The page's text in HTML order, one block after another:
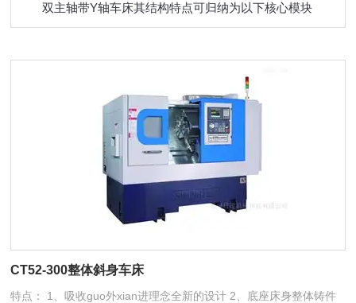
双主轴带Y轴车床其结构特点可归纳为以下核心模块
CT52-300整体斜身车床
特点： 1、吸收guo外xian进理念全新的设计 2、底座床身整体铸件